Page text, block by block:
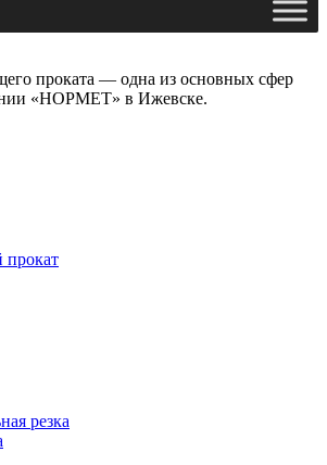
проката — одна из основных сфер
«НОРМЕТ» в Ижевске.
резка